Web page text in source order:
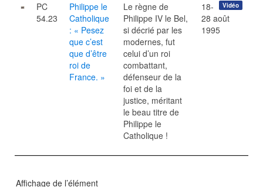
PC
54.23
Philippe le
Catholique
: « Pesez
que c’est
que d’être
roi de
France. »
Le règne de
Philippe IV le Bel,
si décrié par les
modernes, fut
celui d’un roi
combattant,
défenseur de la
foi et de la
justice, méritant
le beau titre de
Philippe le
Catholique !
Vidéo
18-
28 août
1995
Affichage de l’élément